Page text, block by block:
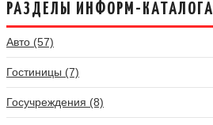
РАЗДЕЛЫ ИНФОРМ-КАТАЛОГА
Авто (57)
Гостиницы (7)
Госучреждения (8)